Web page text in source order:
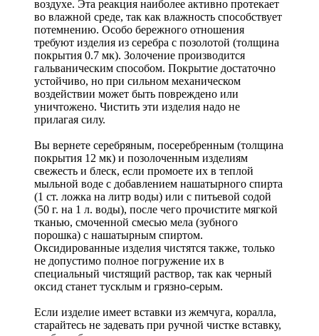
воздухе. Эта реакция наиболее активно протекает
во влажной среде, так как влажность способствует
потемнению. Особо бережного отношения
требуют изделия из серебра с позолотой (толщина
покрытия 0.7 мк). Золочение производится
гальваническим способом. Покрытие достаточно
устойчиво, но при сильном механическом
воздействии может быть повреждено или
уничтожено. Чистить эти изделия надо не
прилагая силу.
Вы вернете серебряным, посеребренным (толщина
покрытия 12 мк) и позолоченным изделиям
свежесть и блеск, если промоете их в теплой
мыльной воде с добавлением нашатырного спирта
(1 ст. ложка на литр воды) или с питьевой содой
(50 г. на 1 л. воды), после чего прочистите мягкой
тканью, смоченной смесью мела (зубного
порошка) с нашатырным спиртом.
Оксидированные изделия чистятся также, только
не допустимо полное погружение их в
специальный чистящий раствор, так как черный
оксид станет тусклым и грязно-серым.
Если изделие имеет вставки из жемчуга, коралла,
старайтесь не задевать при ручной чистке вставку,